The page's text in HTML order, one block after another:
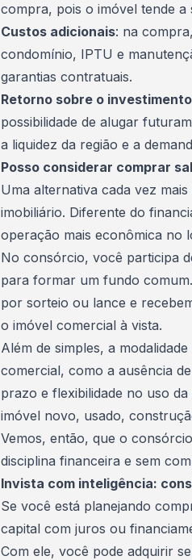
compra, pois o imóvel tende
Custos adicionais: na
condomínio, IPTU e
garantias contratuais.
Retorno sobre o investimento
possibilidade de alugar
a liquidez da região e a
Posso considerar comprar
Uma alternativa cada vez
imobiliário. Diferente do
operação mais econômica no
No consórcio, você participa
para formar um fundo
por sorteio ou lance e
o imóvel comercial à vista.
Além de simples, a
comercial, como a ausência
prazo e flexibilidade no uso
imóvel novo, usado,
Vemos, então, que o
disciplina financeira e sem
Invista com inteligência:
Se você está planejando
capital com juros ou
Com ele, você pode adquirir